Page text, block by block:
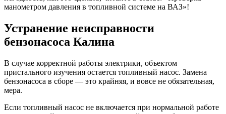
манометром давления в топливной системе на ВАЗ»!
Устранение неисправности
бензонасоса Калина
В случае корректной работы электрики, объектом
пристального изучения остается топливный насос. Замена
бензонасоса в сборе — это крайняя, и вовсе не обязательная,
мера.
Если топливный насос не включается при нормальной работе